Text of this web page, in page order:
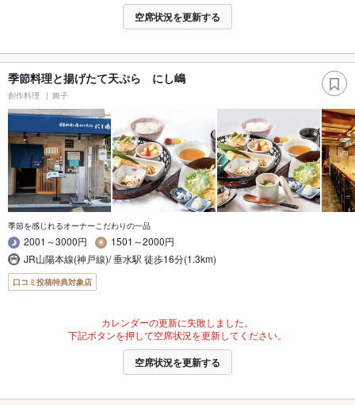
空席状況を更新する
季節料理と揚げたて天ぷら にし嶋
創作料理 舞子
季節を感じれるオーナーこだわりの一品
2001～3000円
1501～2000円
JR山陽本線(神戸線)/ 垂水駅 徒歩16分(1.3km)
口コミ投稿特典対象店
カレンダーの更新に失敗しました。
下記ボタンを押して空席状況を更新してください。
空席状況を更新する